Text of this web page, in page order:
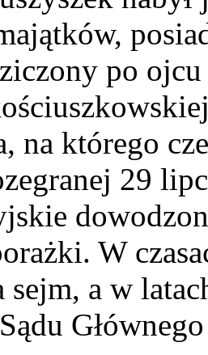
po
na którego
29
W
sejm, a w